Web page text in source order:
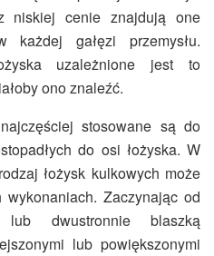
niskiej cenie znajdują one
każdej gałęzi przemysłu.
uzależnione jest to
ono znaleźć.
stosowane są do
do osi łożyska. W
łożysk kulkowych może
Zaczynając od
lub dwustronnie blaszką
lub powiększonymi